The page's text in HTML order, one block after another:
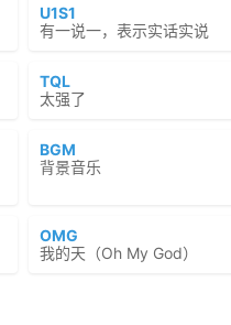
U1S1
有一说一，表示实话实说
TQL
太强了
BGM
背景音乐
OMG
我的天（Oh My God）